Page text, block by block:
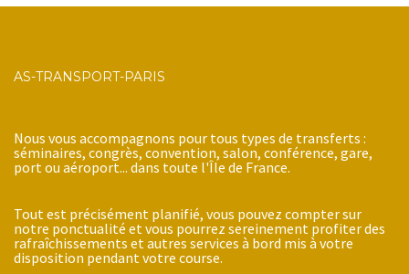
AS-TRANSPORT-PARIS
Nous vous accompagnons pour tous types de transferts :
séminaires, congrès, convention, salon, conférence, gare,
port ou aéroport... dans toute l'Île de France.
Tout est précisément planifié, vous pouvez compter sur
notre ponctualité et vous pourrez sereinement profiter des
rafraîchissements et autres services à bord mis à votre
disposition pendant votre course.